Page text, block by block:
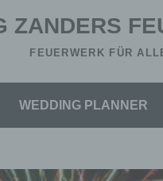
ZANDERS
FEUERWERK FÜR
WEDDING PLANNER